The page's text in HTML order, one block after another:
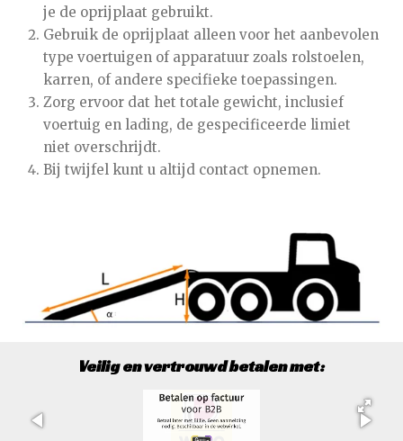
je de oprijplaat gebruikt.
Gebruik de oprijplaat alleen voor het aanbevolen
type voertuigen of apparatuur zoals rolstoelen,
karren, of andere specifieke toepassingen.
Zorg ervoor dat het totale gewicht, inclusief
voertuig en lading, de gespecificeerde limiet
niet overschrijdt.
Bij twijfel kunt u altijd contact opnemen.
Veilig en vertrouwd betalen met: